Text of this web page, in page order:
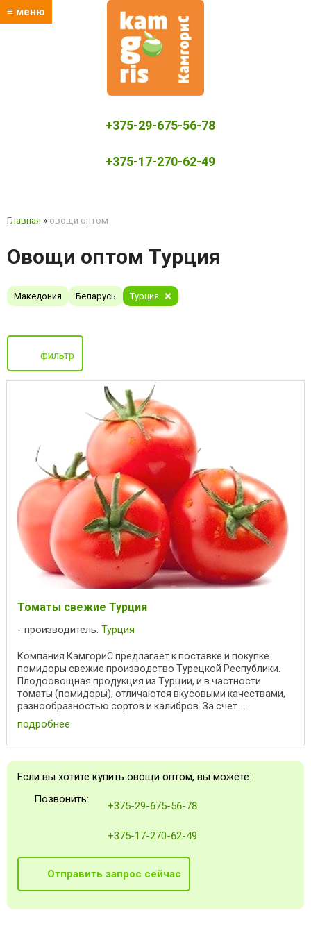
≡ меню
+375-29-675-56-78
+375-17-270-62-49
Главная » овощи оптом
Овощи оптом Турция
Македония Беларусь Турция
фильтр
Томаты свежие Турция
производитель: Турция
Компания КамгориС предлагает к поставке и покупке
помидоры свежие производство Турецкой Республики.
Плодоовощная продукция из Турции, и в частности
томаты (помидоры), отличаются вкусовыми качествами,
разнообразностью сортов и калибров. За счет ...
подробнее
Если вы хотите купить овощи оптом, вы можете:
Позвонить:
+375-29-675-56-78
+375-17-270-62-49
Отправить запрос сейчас